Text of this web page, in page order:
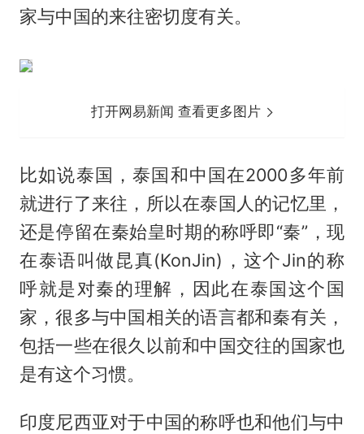
家与中国的来往密切度有关。
打开网易新闻 查看更多图片
比如说泰国，泰国和中国在2000多年前
就进行了来往，所以在泰国人的记忆里，
还是停留在秦始皇时期的称呼即“秦”，现
在泰语叫做昆真(KonJin)，这个Jin的称
呼就是对秦的理解，因此在泰国这个国
家，很多与中国相关的语言都和秦有关，
包括一些在很久以前和中国交往的国家也
是有这个习惯。
印度尼西亚对于中国的称呼也和他们与中